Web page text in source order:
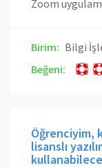
Birim: Bilgi
Beğeni:
Öğrenciyim,
lisanslı